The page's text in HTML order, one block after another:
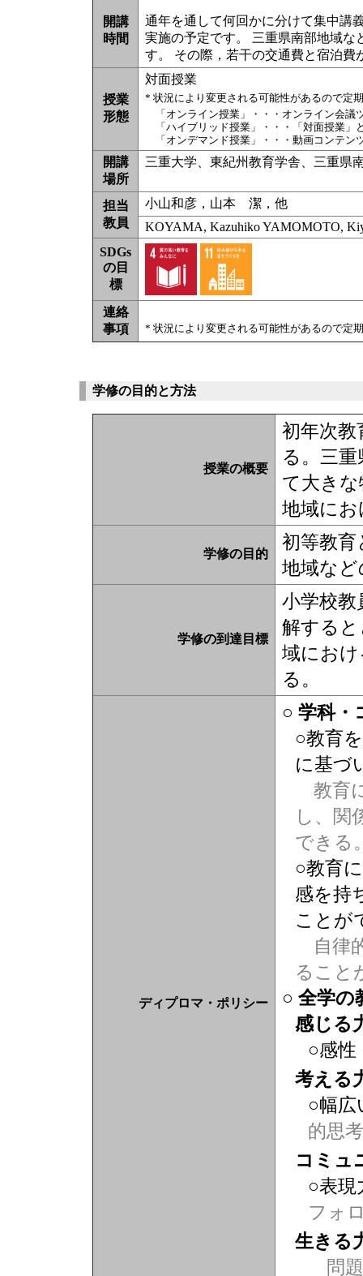
開講
時間
通年を通して何回かに分けて集中講
実施の予定です。 三重県南部地域な
す。 その際，若干の交通費と宿泊費
授業
形態
対面授業
* 状況により変更される可能性があるので定
「オンライン授業」・・・オンライン会
「ハイブリッド授業」・・・「対面授業
「オンデマンド授業」・・・動画コンテ
開講
場所
三重大学、東紀州教育学舎、三重県
担当
教員
小山和彦，山本 潔，他
KOYAMA, Kazuhiko YAMOMOTO,
SDGs
の目
標
連絡
事項
* 状況により変更される可能性があるので定
学修の目的と方法
授業の概要
初年次教
る。三
て大き
地域に
学修の目的
初等教
地域な
学修の到達目標
小学校
解する
域にお
る。
ディプロマ・ポリシー
○ 学科・
○教育
に基づ
教育
し、関
できる
○教育
感を持
ことが
自律
ること
○ 全学の
感じる
○感性
考える
○幅広
的思
コミュ
○表現
フォ
生きる
問題